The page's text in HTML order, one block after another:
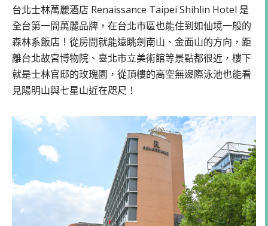
台北士林萬麗酒店 Renaissance Taipei Shihlin Hotel 是
全台第一間萬麗品牌，在台北市區也能住到如仙境一般的
森林系飯店！從房間就能遠眺劍南山、金面山的方向，距
離台北故宮博物院、臺北市立美術館等景點都很近，樓下
就是士林官邸的玫瑰園，從頂樓的高空無邊際泳池也能看
見陽明山與七星山近在咫尺！